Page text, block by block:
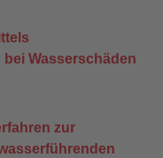
Wasserschäden
zur